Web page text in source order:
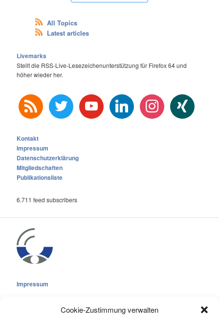
Cookie-Zustimmung verwalten
All Topics
Latest articles
Livemarks
Stellt die RSS-Live-Lesezeichenunterstützung für Firefox 64 und
höher wieder her.
rss twitter youtube linkedin instagram xing
Kontakt
Impressum
Datenschutzerklärung
Mitgliedschaften
Publikationsliste
6.711 feed subscribers
Impressum